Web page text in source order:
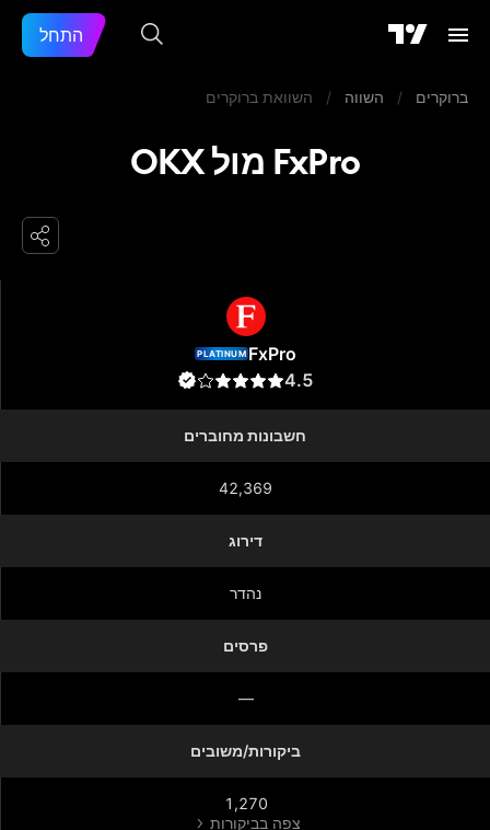
התחל
ברוקרים / השווה / השוואת ברוקרים
FxPro מול OKX
FxPro
PLATINUM
4.5
חשבונות מחוברים
42,369
דירוג
נהדר
פרסים
—
ביקורות/משובים
1,270
צפה בביקורות